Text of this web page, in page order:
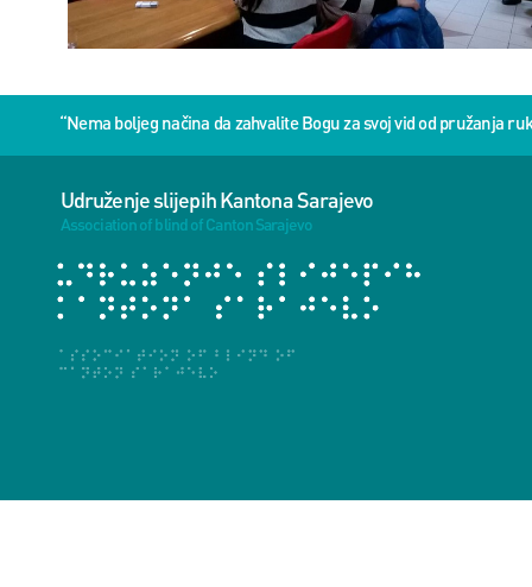
“Nema boljeg načina da zahvalite Bogu za svoj vid od pružanja
Udruženje slijepih Kantona Sarajevo
Association of blind of Canton Sarajevo